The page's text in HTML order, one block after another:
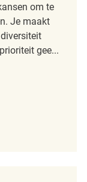
om te
Je maakt
gee...